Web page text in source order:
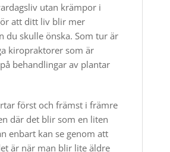
utan krämpor i
att ditt liv blir mer
du skulle önska. Som tur är
kiropraktorer som är
behandlingar av plantar
först och främst i främre
där det blir som en liten
enbart kan se genom att
är när man blir lite äldre